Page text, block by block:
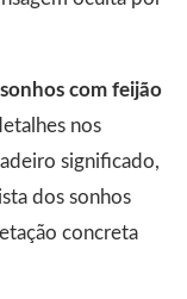
sonhos com feijão
nos
significado,
dos sonhos
concreta